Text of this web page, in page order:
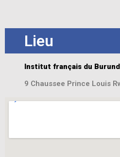
Lieu
Institut français du
9 Chaussee Prince Louis